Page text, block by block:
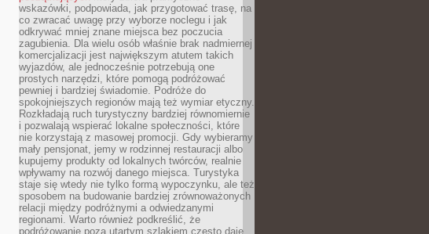
wskazówki, podpowiada, jak przygotować trasę, na
co zwracać uwagę przy wyborze noclegu i jak
odkrywać mniej znane miejsca bez poczucia
zagubienia. Dla wielu osób właśnie brak nadmiernej
komercjalizacji jest największym atutem takich
wyjazdów, ale jednocześnie potrzebują one
prostych narzędzi, które pomogą podróżować
pewniej i bardziej świadomie. Podróże do
spokojniejszych regionów mają też wymiar etyczny.
Rozkładają ruch turystyczny bardziej równomiernie
i pozwalają wspierać lokalne społeczności, które
nie korzystają z masowej promocji. Gdy wybieramy
mały pensjonat, jemy w rodzinnej restauracji albo
kupujemy produkty od lokalnych twórców, realnie
wpływamy na rozwój danego miejsca. Turystyka
staje się wtedy nie tylko formą wypoczynku, ale też
sposobem na budowanie bardziej zrównoważonych
relacji między podróżnymi a odwiedzanymi
regionami. Warto również podkreślić, że
podróżowanie poza utartym szlakiem często daje